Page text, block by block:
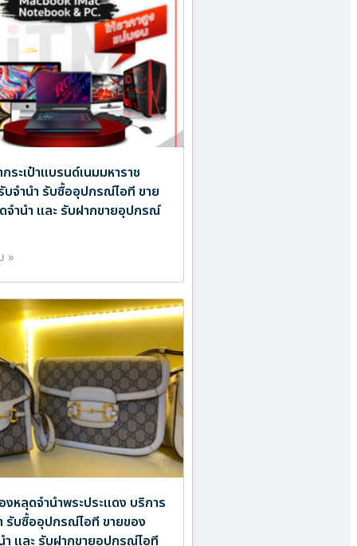
ระเป๋าแบรนด์เนมมหาราช
บจำนำ รับซื้ออุปกรณ์ไอที ขาย
จำนำ และ รับฝากขายอุปกรณ์
»
งหลุดจำนำพระประแดง บริการ
รับซื้ออุปกรณ์ไอที ขายของ
ำ และ รับฝากขายอุปกรณ์ไอที